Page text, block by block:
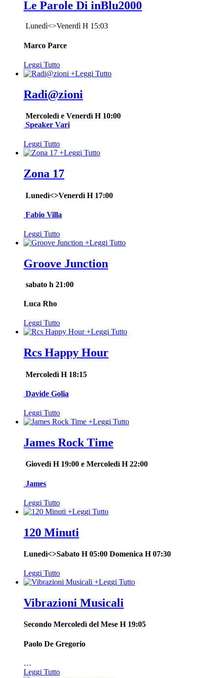
Le Parole Di inBlu2000
Lunedì<>Venerdì H 15:03
Marco Parce
Leggi Tutto
+Leggi Tutto
Radi@zioni
Mercoledì e Venerdì H 10:00
Speaker Vari
Leggi Tutto
+Leggi Tutto
Zona 17
Lunedì<>Venerdì H 17:00
Fabio Villa
Leggi Tutto
+Leggi Tutto
Groove Junction
sabato h 21:00
Luca Rho
Leggi Tutto
+Leggi Tutto
Rcs Happy Hour
Mercoledì H 18:15
Davide Golia
Leggi Tutto
+Leggi Tutto
James Rock Time
Giovedì H 19:00 e Mercoledì H 22:00
James
Leggi Tutto
+Leggi Tutto
120 Minuti
Lunedì<>Sabato H 05:00 Domenica H 07:30
Leggi Tutto
+Leggi Tutto
Vibrazioni Musicali
Secondo Mercoledì del Mese H 19:05
Paolo De Gregorio
…
Leggi Tutto